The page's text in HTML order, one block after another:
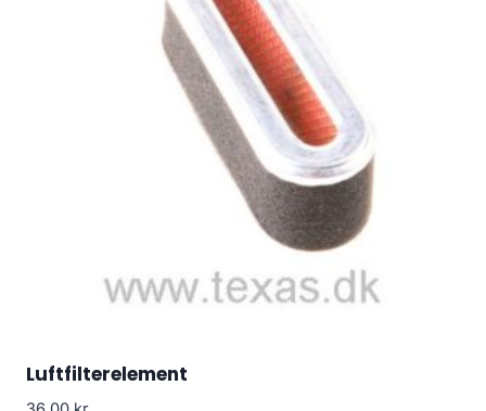
Luftfilterelement